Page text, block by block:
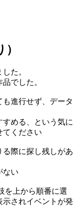
た。
でした。
進行せず、データ
める、という気に
てください
る際に探し残しがあ
ない
を上から順番に選
されイベントが発